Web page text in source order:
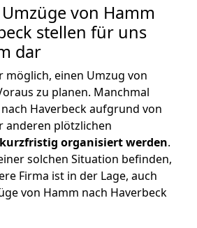
von Hamm
stellen für uns
dar
möglich, einen Umzug von
zu planen. Manchmal
Haverbeck aufgrund von
anderen plötzlichen
organisiert werden.
solchen Situation befinden,
Firma ist in der Lage, auch
von Hamm nach Haverbeck